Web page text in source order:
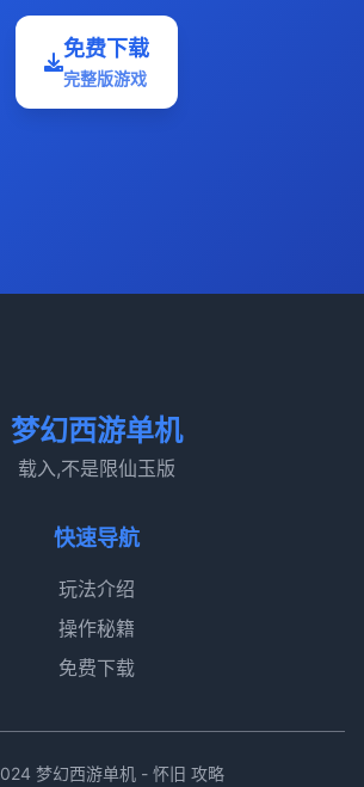
免费下载
完整版游戏
梦幻西游单机
载入,不是限仙玉版
快速导航
玩法介绍
操作秘籍
免费下载
梦幻西游单机 - 怀旧 攻略